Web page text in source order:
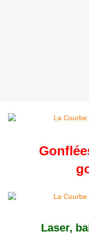
Laser,